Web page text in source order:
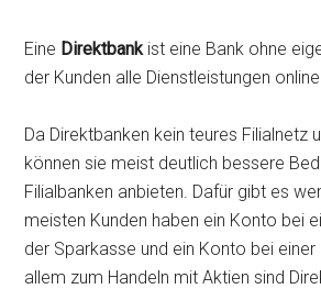
Eine Direktbankist eine Bank ohne
der Kunden alle Dienstleistungen
Da Direktbanken kein teures Filialnetz
können sie meist deutlich bessere
Filialbanken anbieten. Dafür gibt es
meisten Kunden haben ein Konto bei
der Sparkasse und ein Konto bei
allem zum Handeln mit Aktien sind